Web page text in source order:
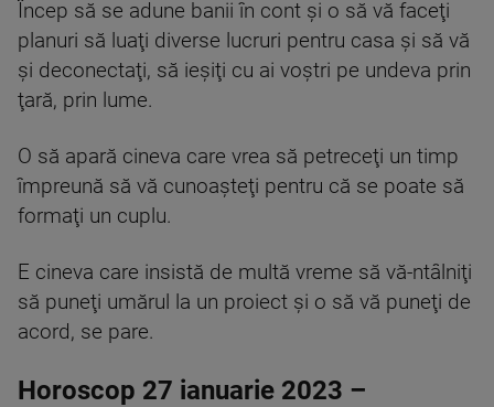
Încep să se adune banii în cont şi o să vă faceţi
planuri să luaţi diverse lucruri pentru casa şi să vă
şi deconectaţi, să ieşiţi cu ai voştri pe undeva prin
ţară, prin lume.
O să apară cineva care vrea să petreceţi un timp
împreună să vă cunoaşteţi pentru că se poate să
formaţi un cuplu.
E cineva care insistă de multă vreme să vă-ntâlniţi
să puneţi umărul la un proiect şi o să vă puneţi de
acord, se pare.
Horoscop 27 ianuarie 2023 –